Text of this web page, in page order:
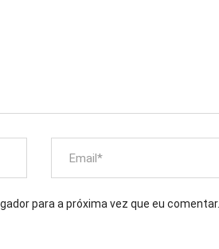
para a próxima vez que eu comentar.